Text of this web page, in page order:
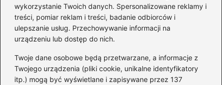
wykorzystanie Twoich danych. Spersonalizowane reklamy i
treści, pomiar reklam i treści, badanie odbiorców i
ulepszanie usług. Przechowywanie informacji na
urządzeniu lub dostęp do nich.
Twoje dane osobowe będą przetwarzane, a informacje z
Twojego urządzenia (pliki cookie, unikalne identyfikatory
itp.) mogą być wyświetlane i zapisywane przez 137
Kategorie
Aranżacja wnętrz (282)
Dom(171)
Innowacje(10)